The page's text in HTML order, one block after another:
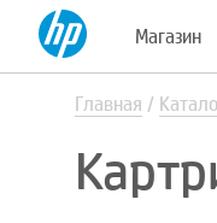
Магазин
Главная